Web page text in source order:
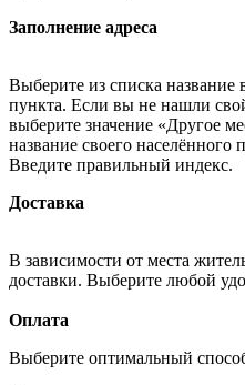
Заполнение адреса
Выберите из списка название
пункта. Если вы не нашли
выберите значение «Другое
название своего населённого
Введите правильный индекс.
Доставка
В зависимости от места
доставки. Выберите любой
Оплата
Выберите оптимальный